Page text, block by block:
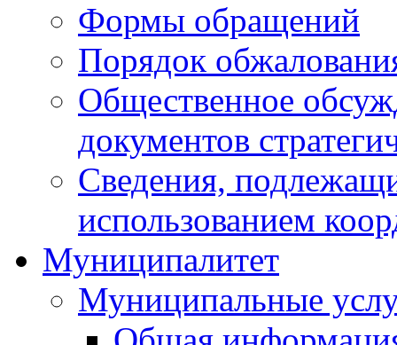
Формы обращений
Порядок
Общественное
документов
Сведения,
использованием
Муниципалитет
Муниципальные